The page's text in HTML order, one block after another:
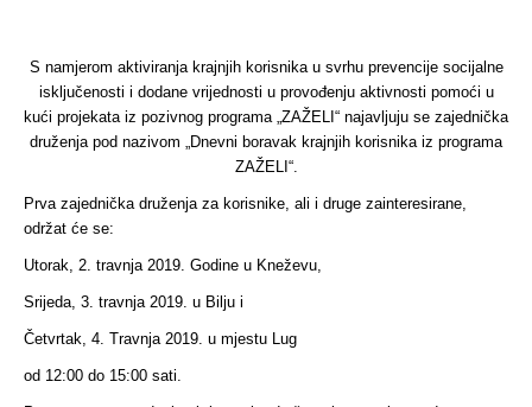
S namjerom aktiviranja krajnjih korisnika u svrhu prevencije socijalne
isključenosti i dodane vrijednosti u provođenju aktivnosti pomoći u
kući projekata iz pozivnog programa „ZAŽELI“ najavljuju se zajednička
druženja pod nazivom „Dnevni boravak krajnjih korisnika iz programa
ZAŽELI“.
Prva zajednička druženja za korisnike, ali i druge zainteresirane,
održat će se:
Utorak, 2. travnja 2019. Godine u Kneževu,
Srijeda, 3. travnja 2019. u Bilju i
Četvrtak, 4. Travnja 2019. u mjestu Lug
od 12:00 do 15:00 sati.